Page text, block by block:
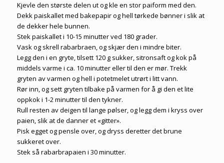
Kjevle den største delen ut og kle en stor paiform med den.
Dekk paiskallet med bakepapir og hell tørkede bønner i slik at
de dekker hele bunnen.
Stek paiskallet i 10-15 minutter ved 180 grader.
Vask og skrell rabarbraen, og skjær den i mindre biter.
Legg den i en gryte, tilsett 120 g sukker, sitronsaft og kok på
middels varme i ca. 10 minutter eller til den er mør. Trekk
gryten av varmen og hell i potetmelet utrørt i litt vann.
Rør inn, og sett gryten tilbake på varmen for å gi den et lite
oppkok i 1-2 minutter til den tykner.
Rull resten av deigen til lange pølser, og legg dem i kryss over
paien, slik at de danner et «gitter».
Pisk egget og pensle over, og dryss deretter det brune
sukkeret over.
Stek så rabarbrapaien i 30 minutter.